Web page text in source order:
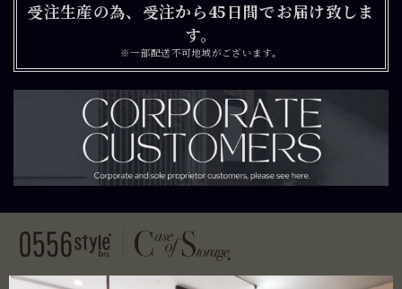
受注生産の為、受注から45日間でお届け致しま
す。
※一部配送不可地域がございます。